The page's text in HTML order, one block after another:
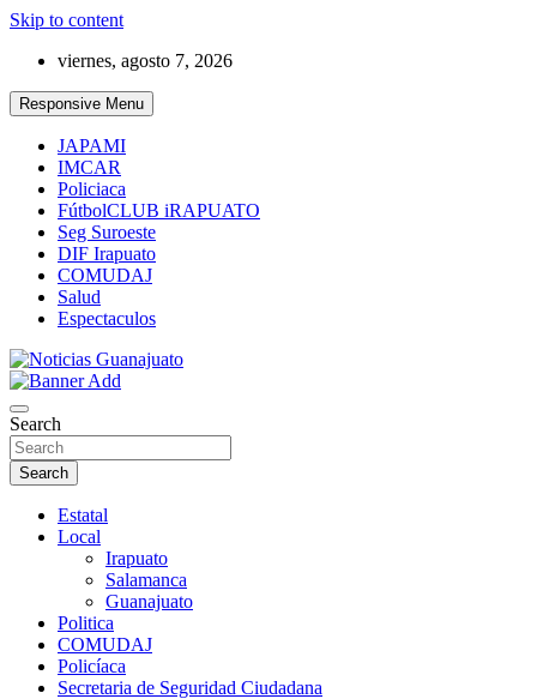
Skip to content
viernes, agosto 7, 2026
Responsive Menu
JAPAMI
IMCAR
Policiaca
FútbolCLUB iRAPUATO
Seg Suroeste
DIF Irapuato
COMUDAJ
Salud
Espectaculos
Noticias Guanajuato
Search
Search
Estatal
Local
Irapuato
Salamanca
Guanajuato
Politica
COMUDAJ
Policíaca
Secretaria de Seguridad Ciudadana